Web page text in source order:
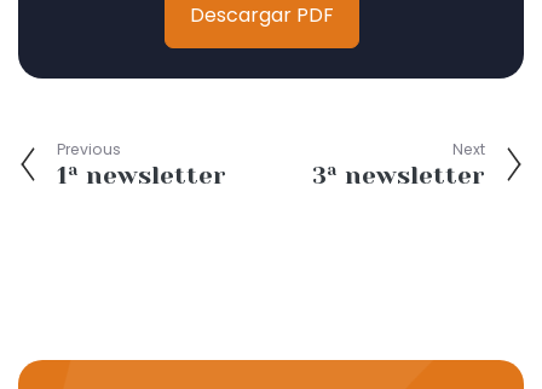
Descargar PDF
Previous
1ª newsletter
Next
3ª newsletter